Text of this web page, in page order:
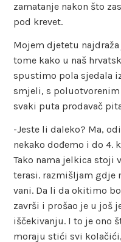
zamatanje nakon što
pod krevet.
Mojem djetetu
tome kako u naš
spustimo pola sjedala
smjeli, s
svaki puta prodavač
-Jeste li daleko? Ma,
nekako dođemo i do 4.
Tako nama jelkica stoji
terasi. razmišljam gdje
vani. Da li da okitimo
završi i prošao je u još
iščekivanju. I to je ono
moraju stići svi